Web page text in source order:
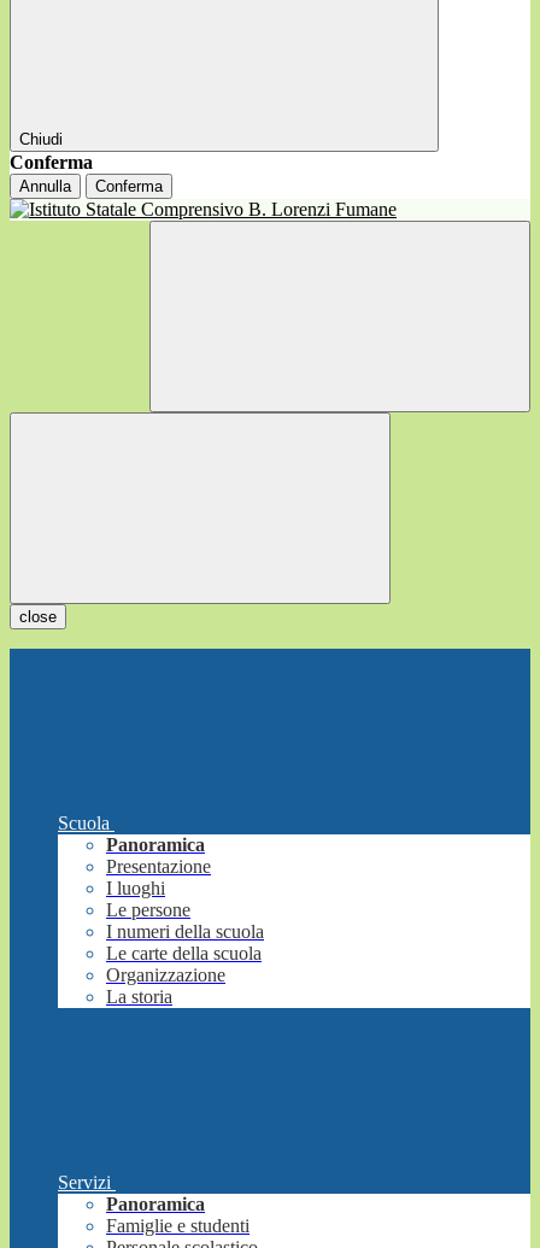
Chiudi
Conferma
Annulla Conferma
close
Scuola
Panoramica
Presentazione
I luoghi
Le persone
I numeri della scuola
Le carte della scuola
Organizzazione
La storia
Servizi
Panoramica
Famiglie e studenti